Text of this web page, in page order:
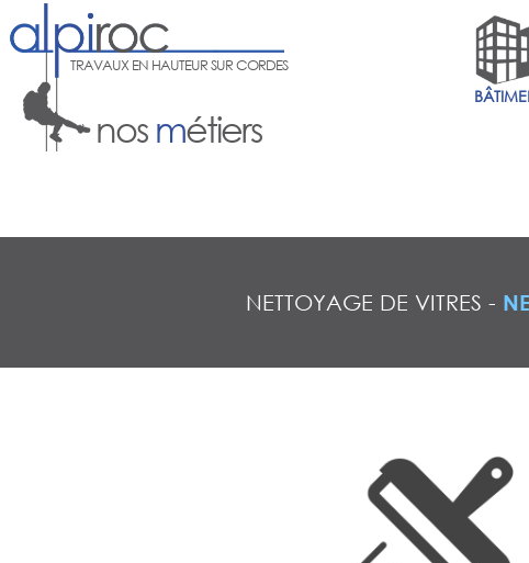
TRAVAUX EN HAUTEUR SUR CORDES
nos métiers
NETTOYAGE DE VITRES -